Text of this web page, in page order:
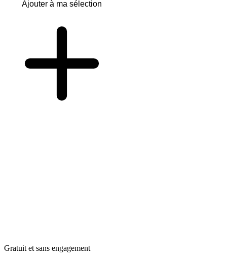
Ajouter à ma sélection
Gratuit et sans engagement